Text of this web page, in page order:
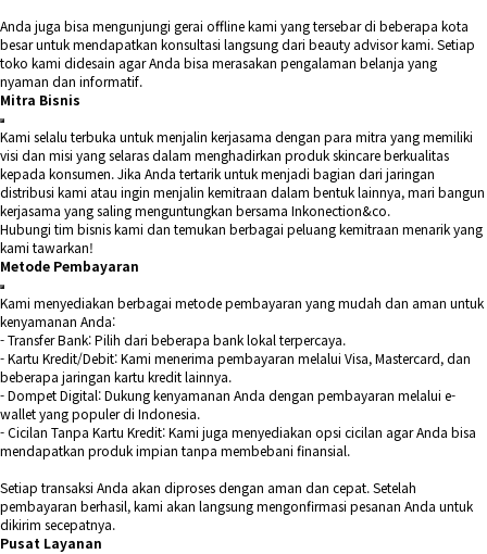
Anda juga bisa mengunjungi gerai offline kami yang tersebar di beberapa kota
besar untuk mendapatkan konsultasi langsung dari beauty advisor kami. Setiap
toko kami didesain agar Anda bisa merasakan pengalaman belanja yang
nyaman dan informatif.
Mitra Bisnis
Kami selalu terbuka untuk menjalin kerjasama dengan para mitra yang memiliki
visi dan misi yang selaras dalam menghadirkan produk skincare berkualitas
kepada konsumen. Jika Anda tertarik untuk menjadi bagian dari jaringan
distribusi kami atau ingin menjalin kemitraan dalam bentuk lainnya, mari bangun
kerjasama yang saling menguntungkan bersama Inkonection&co.
Hubungi tim bisnis kami dan temukan berbagai peluang kemitraan menarik yang
kami tawarkan!
Metode Pembayaran
Kami menyediakan berbagai metode pembayaran yang mudah dan aman untuk
kenyamanan Anda:
- Transfer Bank: Pilih dari beberapa bank lokal terpercaya.
- Kartu Kredit/Debit: Kami menerima pembayaran melalui Visa, Mastercard, dan
beberapa jaringan kartu kredit lainnya.
- Dompet Digital: Dukung kenyamanan Anda dengan pembayaran melalui e-
wallet yang populer di Indonesia.
- Cicilan Tanpa Kartu Kredit: Kami juga menyediakan opsi cicilan agar Anda bisa
mendapatkan produk impian tanpa membebani finansial.
Setiap transaksi Anda akan diproses dengan aman dan cepat. Setelah
pembayaran berhasil, kami akan langsung mengonfirmasi pesanan Anda untuk
dikirim secepatnya.
Pusat Layanan